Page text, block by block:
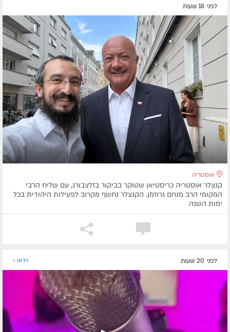
לפני 18 שעות
אוסטריה
קנצלר אוסטריה כריסטיאן שטוקר בביקור בזלצבורג, עם שליח הרבי
המקומי הרב מנחם גרוזמן. הקנצלר נחשף מקרוב לפעילות היהודית בכל
ימות השנה
לפני 20 שעות וידאו »